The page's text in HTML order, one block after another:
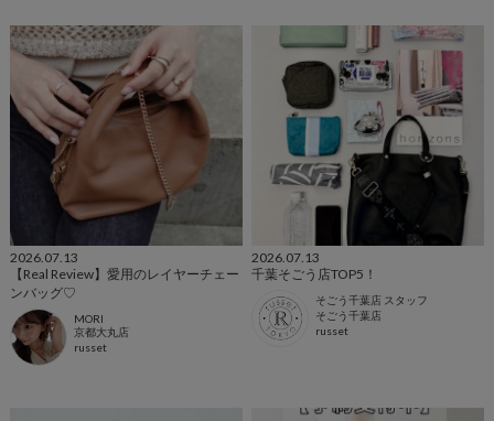
2026.07.13
【Real Review】愛用のレイヤーチェー
ンバッグ♡
MORI
京都大丸店
russet
2026.07.13
千葉そごう店TOP5！
そごう千葉店 スタッフ
そごう千葉店
russet